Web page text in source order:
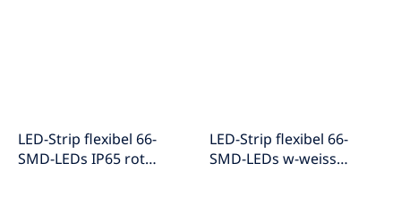
LED-Strip flexibel 66-
SMD-LEDs IP65 rot
LED-Strip flexibel 66-
SMD-LEDs w-weiss